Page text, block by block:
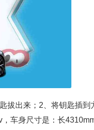
拔出来；2、将钥匙插到
车身尺寸是：长